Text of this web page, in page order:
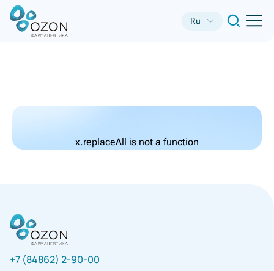
Ru
x.replaceAll is not a function
+7 (84862) 2-90-00